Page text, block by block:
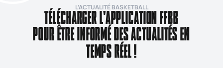
L’ACTUALITÉ BASKETBALL
TÉLÉCHARGER L'APPLICATION FFBB
POUR ÊTRE INFORMÉ DES ACTUALITÉS EN
TEMPS RÉEL !